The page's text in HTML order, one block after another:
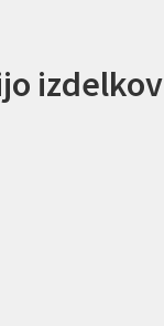
izdelkov